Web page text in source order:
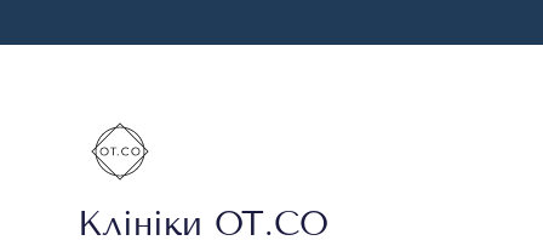
Клініки OT.CO